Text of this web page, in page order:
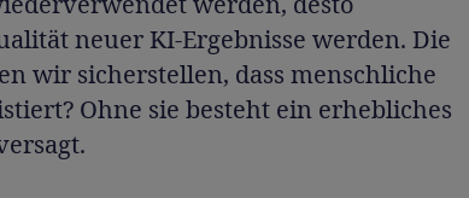
neuer KI-Ergebnisse werden. Die
wir sicherstellen, dass menschliche
Ohne sie besteht ein erhebliches